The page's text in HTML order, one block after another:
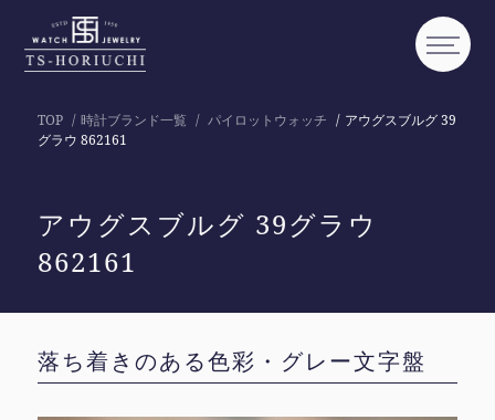
TOP 時計ブランド一覧 パイロットウォッチ
アウグスブルグ 39
グラウ 862161
アウグスブルグ 39グラウ
862161
落ち着きのある色彩・グレー文字盤